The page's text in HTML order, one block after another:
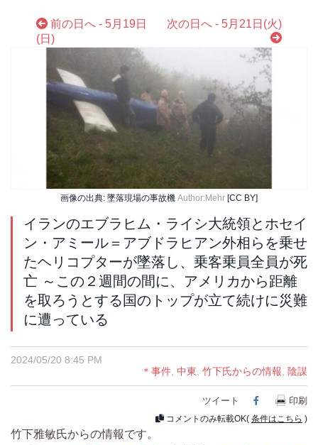
前の日へ - 5月19日
(日)
次の日へ - 5月21日(火)
画像の出典: 墜落現場の事故機 Author:Mehr [CC BY]
イランのエブラヒム・ライシ大統領とホセイ
ン・アミール＝アブドラヒアン外相らを乗せ
たヘリコプターが墜落し、乗客乗員全員が死
亡 ～この２週間の間に、アメリカから距離
を取ろうとする国のトップが立て続けに災難
に遭っている
2024/05/20 8:45 PM
＊事件, 中東, 竹下氏からの情報, 陰謀
ツイート Facebook
印刷
コメントのみ転載OK( 条件はこちら )
竹下雅敏氏からの情報です。